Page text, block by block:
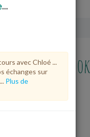
Facebook
...
avec Chloé ...
échanges sur
Plus de